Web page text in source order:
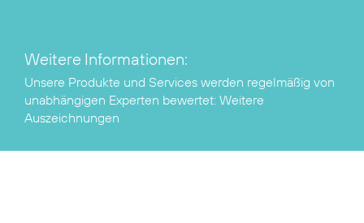
Weitere Informationen:
Unsere Produkte und Services werden regelmäßig von
unabhängigen Experten bewertet: Weitere
Auszeichnungen